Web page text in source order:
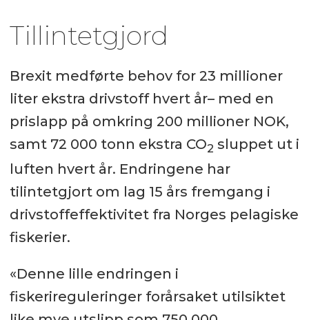
Tillintetgjord
Brexit medførte behov for 23 millioner
liter ekstra drivstoff hvert år– med en
prislapp på omkring 200 millioner NOK,
samt 72 000 tonn ekstra CO2 sluppet ut i
luften hvert år. Endringene har
tilintetgjort om lag 15 års fremgang i
drivstoffeffektivitet fra Norges pelagiske
fiskerier.
«Denne lille endringen i
fiskerireguleringer forårsaket utilsiktet